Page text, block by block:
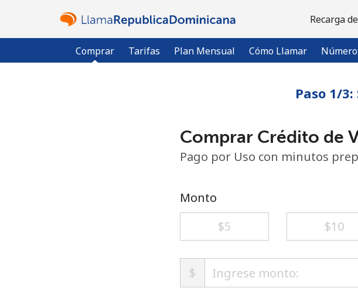
Recarga
Comprar Tarifas Plan Mensual Cómo Llamar
Paso 1/
Comprar Crédito de
Pago por Uso con minutos
Monto
⁦$5⁩
⁦$10⁩
$